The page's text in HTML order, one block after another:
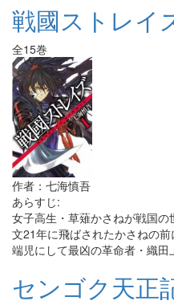
戦國ストレイ
全15巻
作者：七海慎吾
あらすじ:
女子高生・草薙かさねが戦国
文21年に飛ばされたかさねの
端児にして最凶の革命者・織
センゴク天正